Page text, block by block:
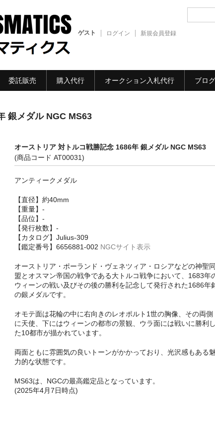
ゲスト ログイン 新規会員登録
委託販売 購入代行 オークション入札代行 ブログ
銀メダル NGC MS63
オーストリア 対トルコ戦勝記念 1686年 銀メダル NGC MS63
(商品コード AT00031)
アンティークメダル
【直径】約40mm
【重量】-
【品位】-
【発行枚数】-
【カタログ】Julius-309
【鑑定番号】6656881-002 NGCサイト表示
オーストリア・ポーランド・ヴェネツィア・ロシアなどの神聖同
盟とオスマン帝国の戦争である大トルコ戦争において、1683年
ウィーンの戦い及びその後の勝利を記念して発行された1686年
の銀メダルです。
オモテ面は花輪の中に右向きのレオポルト1世の胸像、その両側
に天使、下にはウィーンの都市の景観、ウラ面には戦いに勝利し
た10都市が描かれています。
両面ともに雰囲気の良いトーンがかかっており、光沢感もある
力的な状態です。
MS63は、NGCの最高鑑定品となっています。
(2025年4月7日時点)